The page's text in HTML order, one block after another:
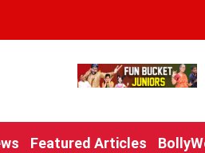
Featured Articles